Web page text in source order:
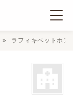
ラフィキペットホス